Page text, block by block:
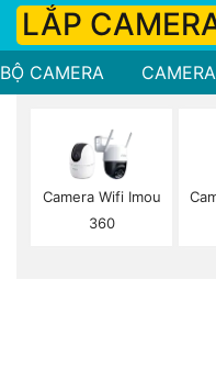
LẮP
BỘ CAMERA
Camera Wifi Imou
360